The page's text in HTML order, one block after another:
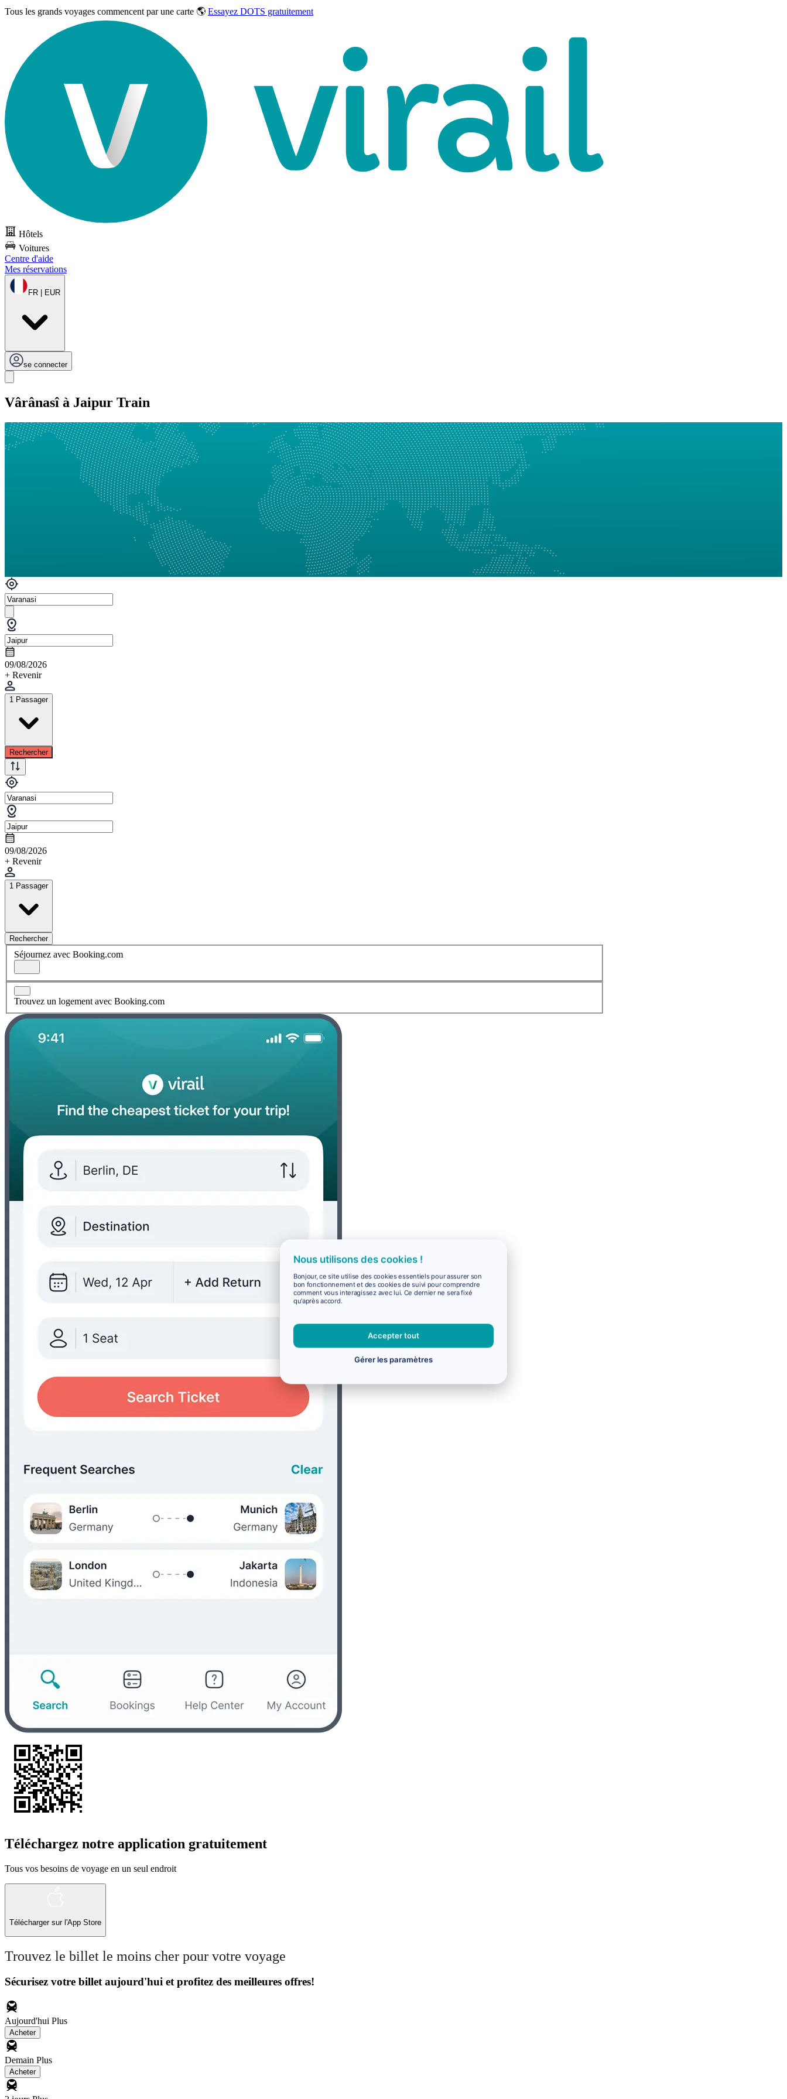
Tous les grands voyages commencent par une carte 🌎 Essayez DOTS gratuitement
Hôtels
Voitures
Centre d'aide
Mes réservations
FR | EUR
se connecter
Vârânasî à Jaipur Train
09/08/2026
+ Revenir
1 Passager
Rechercher
09/08/2026
+ Revenir
1 Passager
Rechercher
Séjournez avec Booking.com
Trouvez un logement avec Booking.com
Téléchargez notre application gratuitement
Tous vos besoins de voyage en un seul endroit
Télécharger sur l'App Store
Trouvez le billet le moins cher pour votre voyage
Sécurisez votre billet aujourd'hui et profitez des meilleures offres!
Aujourd'hui Plus
Acheter
Demain Plus
Acheter
Nous utilisons des cookies !
Bonjour, ce site utilise des cookies essentiels pour assurer son
bon fonctionnement et des cookies de suivi pour comprendre
comment vous interagissez avec lui. Ce dernier ne sera fixé
qu'après accord.
Accepter tout
Gérer les paramètres